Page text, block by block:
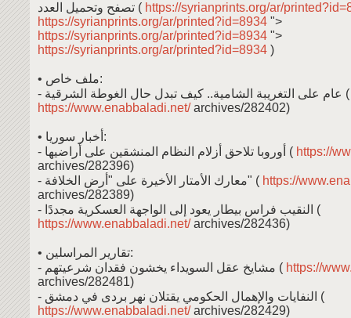
تصفح وتحميل العدد ( https://syrianprints.org/ar/
https://syrianprints.org/ar/printed?id=8934 ">
https://syrianprints.org/ar/printed?id=8934 ">
https://syrianprints.org/ar/printed?id=8934 )
• ملف خاص:
- عام على التغريبة الشامية.. كيف تبدل حال الغوطة الشرقية (
https://www.enabbaladi.net/archives/282402)
• أخبار سوريا:
- أوروبا تلاحق أزلام النظام المنشقين على أراضيها ( https://
archives/282396)
- معارك الأمتار الأخيرة على "أرض الخلافة" ( https://
archives/282389)
- النقيب فراس بيطار يعود إلى الواجهة العسكرية مجددًا (
https://www.enabbaladi.net/archives/282436)
• تقارير المراسلين:
- مشايخ عقل السويداء يخشون فقدان شرعيتهم ( https://
archives/282481)
- النفايات والإهمال الحكومي يقتلان نهر بردى في دمشق (
https://www.enabbaladi.net/archives/282429)